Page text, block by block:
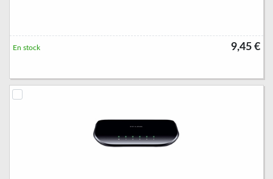
9,45 €
En stock